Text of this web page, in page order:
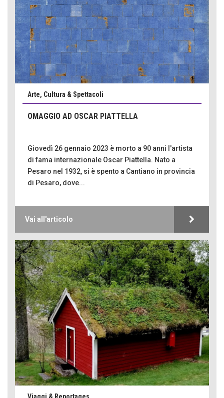
Arte, Cultura & Spettacoli
OMAGGIO AD OSCAR PIATTELLA
Giovedì 26 gennaio 2023 è morto a 90 anni l'artista
di fama internazionale Oscar Piattella. Nato a
Pesaro nel 1932, si è spento a Cantiano in provincia
di Pesaro, dove...
Vai all'articolo
Viaggi & Reportages